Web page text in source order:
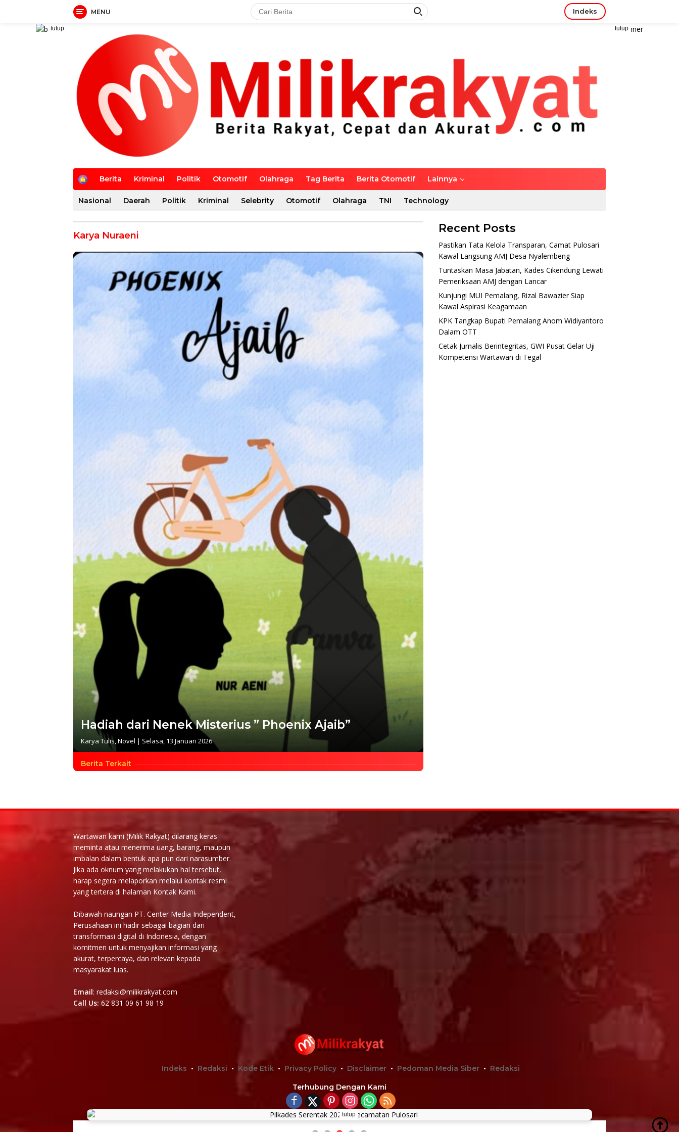
MENU Indeks
tutup tutup
H
m
e
Berita Kriminal Politik Otomotif Olahraga Tag Berita Berita Otomotif Lainnya
Nasional Daerah Politik Kriminal Selebrity Otomotif Olahraga TNI Technology
Karya Nuraeni
Hadiah dari Nenek Misterius ” Phoenix Ajaib”
Karya Tulis,Novel | Selasa, 13 Januari 2026
Berita Terkait
Recent Posts
Pastikan Tata Kelola Transparan, Camat Pulosari
Kawal Langsung AMJ Desa Nyalembeng
Tuntaskan Masa Jabatan, Kades Cikendung Lewati
Pemeriksaan AMJ dengan Lancar
Kunjungi MUI Pemalang, Rizal Bawazier Siap
Kawal Aspirasi Keagamaan
KPK Tangkap Bupati Pemalang Anom Widiyantoro
Dalam OTT
Cetak Jurnalis Berintegritas, GWI Pusat Gelar Uji
Kompetensi Wartawan di Tegal
Wartawan kami (Milik Rakyat) dilarang keras
meminta atau menerima uang, barang, maupun
imbalan dalam bentuk apa pun dari narasumber.
Jika ada oknum yang melakukan hal tersebut,
harap segera melaporkan melalui kontak resmi
yang tertera di halaman Kontak Kami.
Dibawah naungan PT. Center Media Independent,
Perusahaan ini hadir sebagai bagian dari
transformasi digital di Indonesia, dengan
komitmen untuk menyajikan informasi yang
akurat, terpercaya, dan relevan kepada
masyarakat luas.
Email: redaksi@milikrakyat.com
Call Us: 62 831 09 61 98 19
Indeks Redaksi Kode Etik Privacy Policy Disclaimer Pedoman Media Siber Redaksi
Terhubung Dengan Kami
tutup